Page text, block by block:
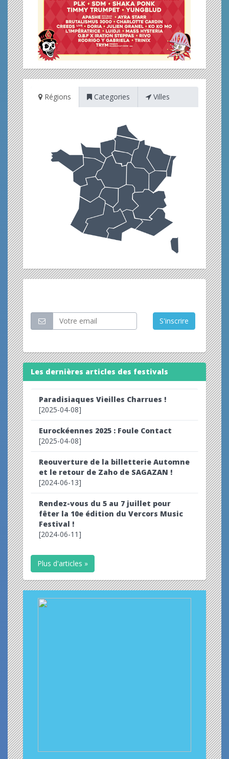
Régions Categories Villes
S'inscrire
Les dernières articles des festivals
Paradisiaques Vieilles Charrues !
[2025-04-08]
Eurockéennes 2025 : Foule Contact
[2025-04-08]
Reouverture de la billetterie Automne
et le retour de Zaho de SAGAZAN !
[2024-06-13]
Rendez-vous du 5 au 7 juillet pour
fêter la 10e édition du Vercors Music
Festival !
[2024-06-11]
Plus d'articles »